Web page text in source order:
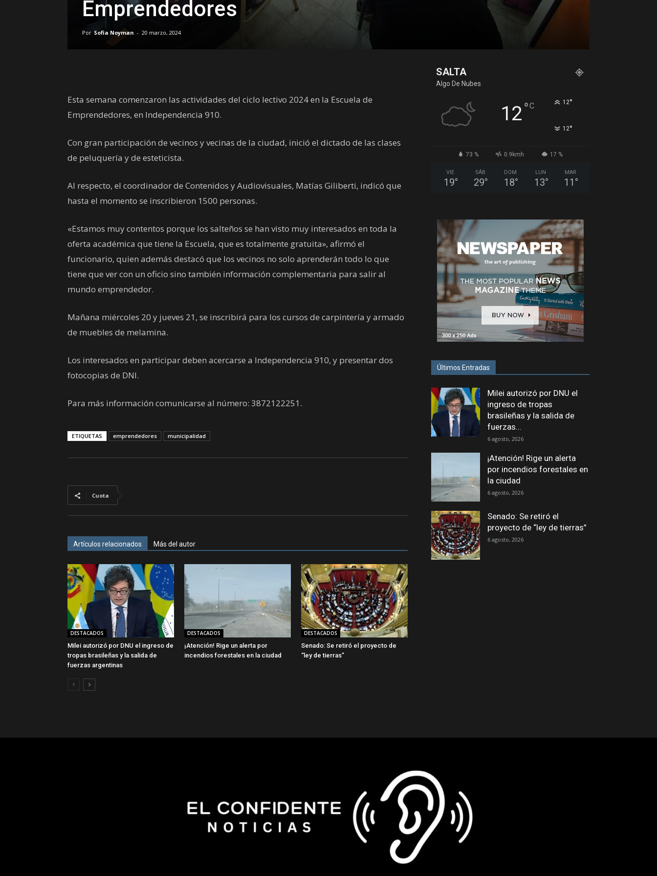
Emprendedores
Por Sofia Noyman - 20 marzo, 2024
Esta semana comenzaron las actividades del ciclo lectivo 2024 en la Escuela de
Emprendedores, en Independencia 910.
Con gran participación de vecinos y vecinas de la ciudad, inició el dictado de las clases
de peluquería y de esteticista.
Al respecto, el coordinador de Contenidos y Audiovisuales, Matías Giliberti, indicó que
hasta el momento se inscribieron 1500 personas.
«Estamos muy contentos porque los salteños se han visto muy interesados en toda la
oferta académica que tiene la Escuela, que es totalmente gratuita», afirmó el
funcionario, quien además destacó que los vecinos no solo aprenderán todo lo que
tiene que ver con un oficio sino también información complementaria para salir al
mundo emprendedor.
Mañana miércoles 20 y jueves 21, se inscribirá para los cursos de carpintería y armado
de muebles de melamina.
Los interesados en participar deben acercarse a Independencia 910, y presentar dos
fotocopias de DNI.
Para más información comunicarse al número: 3872122251.
ETIQUETAS emprendedores municipalidad
Cuota
Artículos relacionados Más del autor
DESTACADOS
Milei autorizó por DNU el ingreso de
tropas brasileñas y la salida de
fuerzas argentinas
DESTACADOS
¡Atención! Rige un alerta por
incendios forestales en la ciudad
DESTACADOS
Senado: Se retiró el proyecto de
“ley de tierras”
SALTA
Algo De Nubes
12°C 12°
12°
73 % 0.9kmh 17 %
VIE
19°
SÁB
29°
DOM
18°
LUN
13°
MAR
11 °
Últimos Entradas
Milei autorizó por DNU el
ingreso de tropas
brasileñas y la salida de
fuerzas...
6 agosto, 2026
¡Atención! Rige un alerta
por incendios forestales en
la ciudad
6 agosto, 2026
Senado: Se retiró el
proyecto de “ley de tierras”
6 agosto, 2026